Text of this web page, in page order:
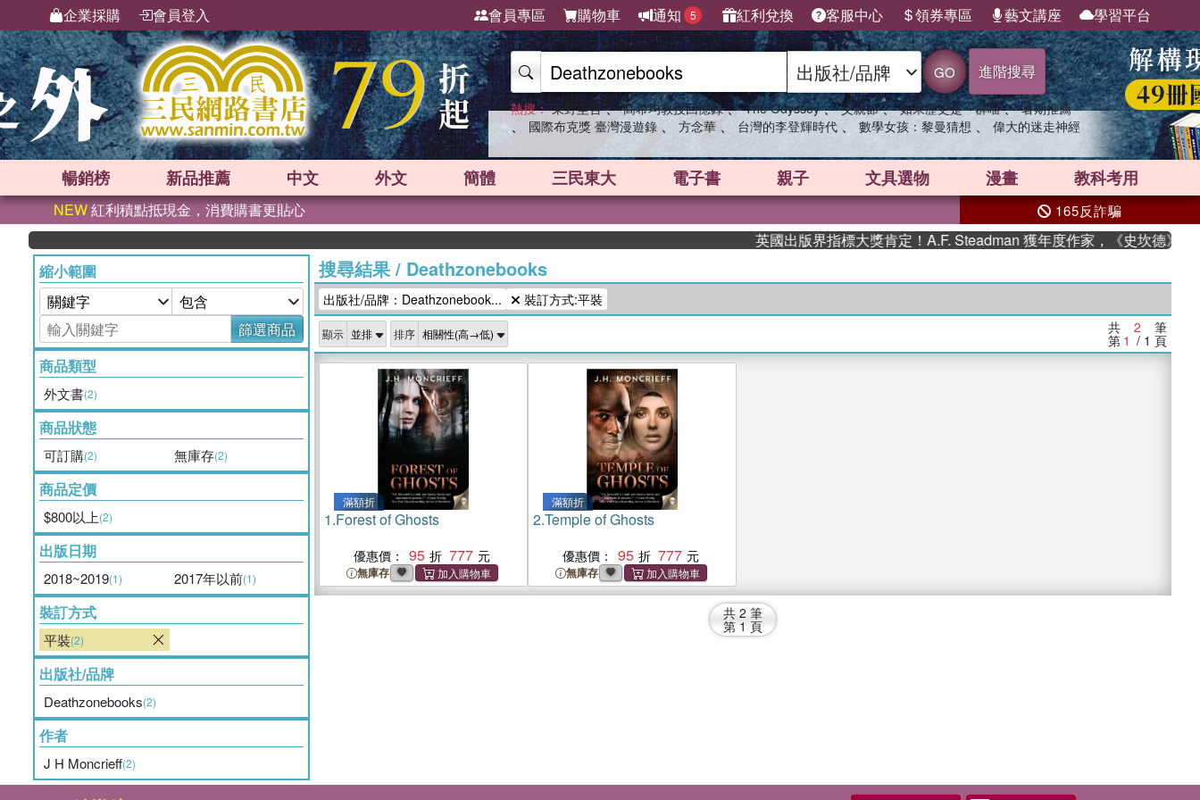
企業採購 會員登入 會員專區 購物車 通知 5 紅利兌換 客服中心 領券專區 藝文講座 學習平台
GO 進階搜尋
熱搜： 東野圭吾 、 高希均教授回憶錄 、 The Odyssey 、 父親節 、 如果歷史是一群喵 、 暑期推薦
、 國際布克獎 臺灣漫遊錄 、 方念華 、 台灣的李登輝時代 、 數學女孩：黎曼猜想 、 偉大的迷走神經
暢銷榜 新品推薦 中文 外文 簡體 三民東大 電子書 親子 文具選物 漫畫 教科考用
NEW紅利積點抵現金，消費購書更貼心 165反詐騙
英國出版界指標大獎肯定！A.F. Steadman 獲年度作家，《史坎德》系列
縮小範圍
篩選商品
商品類型
外文書(2)
商品狀態
可訂購(2) 無庫存(2)
商品定價
$800以上(2)
出版日期
2018~2019(1) 2017年以前(1)
裝訂方式
平裝(2)
出版社/品牌
Deathzonebooks(2)
作者
J H Moncrieff(2)
搜尋結果/ Deathzonebooks
出版社/品牌：Deathzonebook... 裝訂方式:平裝
顯示 排序 共 2 筆
第 1 / 1 頁
滿額折
1.Forest of Ghosts
優惠價： 95 777
無庫存
滿額折
2.Temple of Ghosts
優惠價： 95 777
無庫存
共 2 筆
第 1 頁